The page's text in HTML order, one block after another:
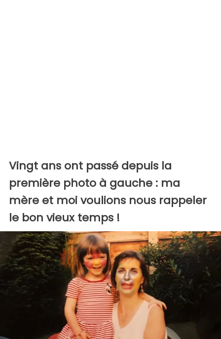
Vingt ans ont passé depuis la
première photo à gauche : ma
mère et moi voulions nous rappeler
le bon vieux temps !